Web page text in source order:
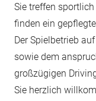
Sie treffen
finden ein
Der Spielbetrieb
sowie dem
großzügigen
Sie herzlich